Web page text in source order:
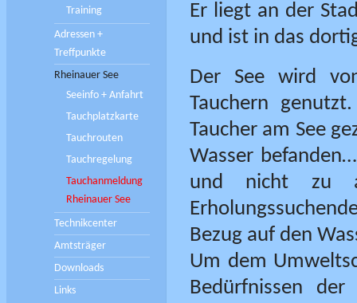
Training
Adressen +
Treffpunkte
Rheinauer See
Seeinfo + Anfahrt
Tauchplatzkarte
Tauchrouten
Tauchregelung
Tauchanmeldung
Rheinauer See
Technikcenter
Amtsträger
Downloads
Links
Er liegt an der
und ist in das
Der See wird
Tauchern
Taucher am See
Wasser
und nicht zu
Bezug auf den
Um dem
Bedürfnissen